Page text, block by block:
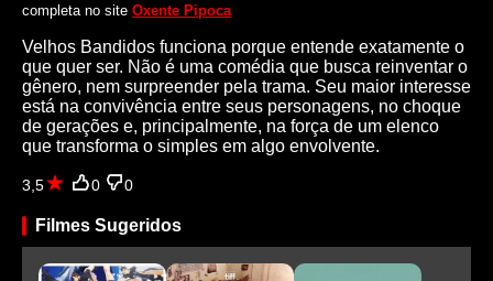
completa no site Oxente Pipoca
Velhos Bandidos funciona porque entende exatamente o
que quer ser. Não é uma comédia que busca reinventar o
gênero, nem surpreender pela trama. Seu maior interesse
está na convivência entre seus personagens, no choque
de gerações e, principalmente, na força de um elenco
que transforma o simples em algo envolvente.
3,5 0 0
Filmes Sugeridos